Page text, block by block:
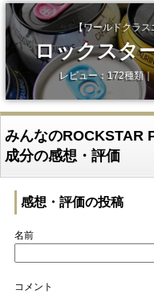
【ワールドクラ
ロックスタ
レビュー：172種類
みんなのROCKSTAR
成分の感想・評価
感想・評価の投稿
名前
コメント